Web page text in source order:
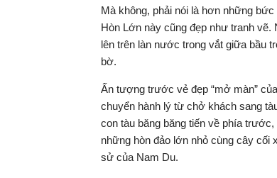
Mà không, phải nói là hơn những
Hòn Lớn này cũng đẹp như tranh
lên trên làn nước trong vắt giữa bầu
bờ.
Ấn tượng trước vẻ đẹp “mở màn”
chuyển hành lý từ chở khách sang
con tàu băng băng tiến về phía
những hòn đảo lớn nhỏ cùng cây
sử của Nam Du.